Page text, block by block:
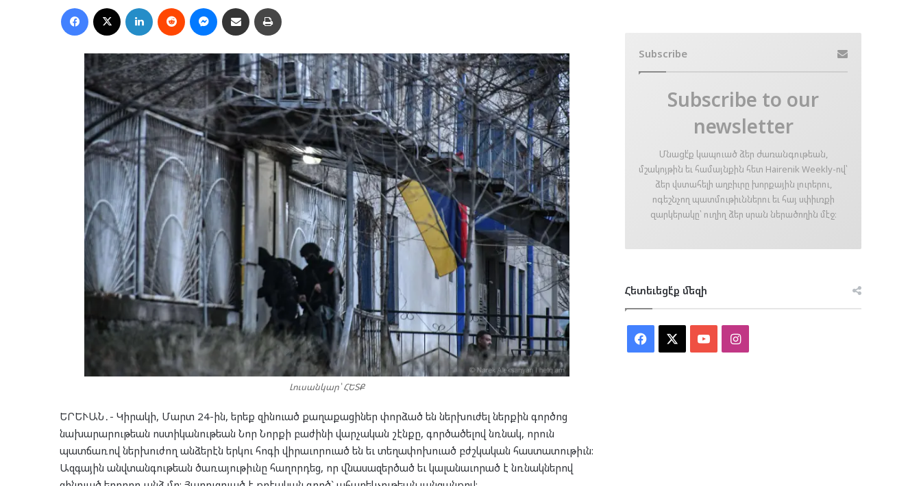
Facebook LinkedIn Reddit MessengerՈւղարկել նամակ
Լուսանկար՝ ՀԵՏՔ
ԵՐԵՒԱՆ․- Կիրակի, Մարտ 24-ին, երեք զինուած քաղաքացիներ փորձած են ներխուժել ներքին գործոց
նախարարութեան ոստիկանութեան Նոր Նորքի բաժինի վարչական շէնքը, գործածելով նռնակ, որուն
պատճառով ներխուժող անձերէն երկու հոգի վիրաւորուած են եւ տեղափոխուած բժշկական հաստատութիւն:
Ազգային անվտանգութեան ծառայութիւնը հաղորդեց, որ վնասազերծած եւ կալանաւորած է նռնակներով
Subscribe
Subscribe to our
newsletter
Մնացէ՛ք կապուած ձեր ժառանգութեան,
մշակոյթին եւ համայնքին հետ Hairenik Weekly-ով՝
ձեր վստահելի աղբիւրը խորքային լուրերու,
ոգեշնչող պատմութիւններու եւ հայ սփիւռքի
զարկերակը՝ ուղիղ ձեր սրան ներածողին մէջ։
Հետեւեցէ՛ք մեզի
Facebook YouTubeInstagram